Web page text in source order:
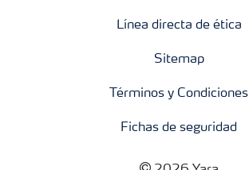
Línea directa de ética
Sitemap
Términos y Condiciones
Fichas de seguridad